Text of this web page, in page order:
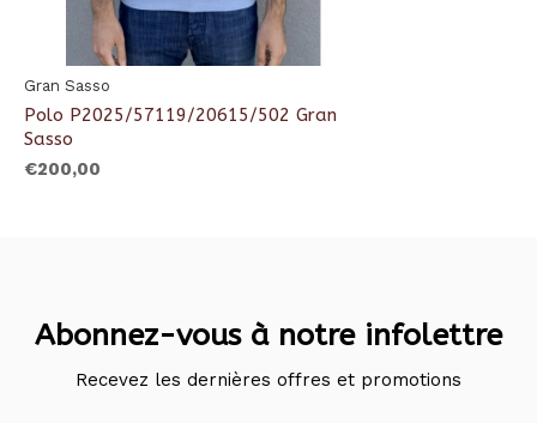
Gran Sasso
Polo P2025/57119/20615/502 Gran
Sasso
€200,00
Abonnez-vous à notre infolettre
Recevez les dernières offres et promotions